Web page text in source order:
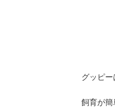
グッピー
飼育が簡